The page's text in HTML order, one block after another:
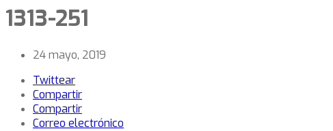
1313-251
24 mayo, 2019
Twittear
Compartir
Compartir
Correo electrónico